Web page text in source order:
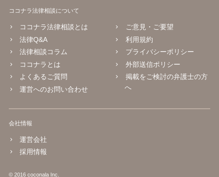
ココナラ法律相談について
ココナラ法律相談とは
法律Q&A
法律相談コラム
ココナラとは
よくあるご質問
運営へのお問い合わせ
ご意見・ご要望
利用規約
プライバシーポリシー
外部送信ポリシー
掲載をご検討の弁護士の方
へ
会社情報
運営会社
採用情報
© 2016 coconala Inc.